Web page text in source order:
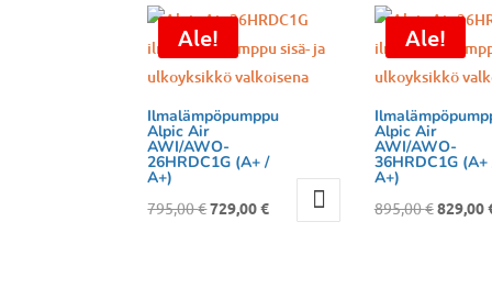
Ale!
Ilmalämpöpumppu
Alpic Air
AWI/AWO-
26HRDC1G (A+ /
A+)
795,00€Alkuperäinen
729,00€Nykyinen
Ale!
Alpic Air
AWI/AWO-
36HRDC1G (A+
A+)
895,00€829,00